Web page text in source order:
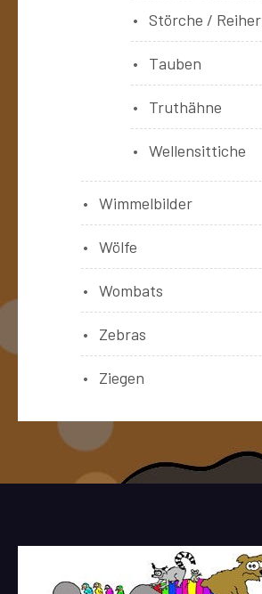
Störche / Reiher
Tauben
Truthähne
Wellensittiche
Wimmelbilder
Wölfe
Wombats
Zebras
Ziegen